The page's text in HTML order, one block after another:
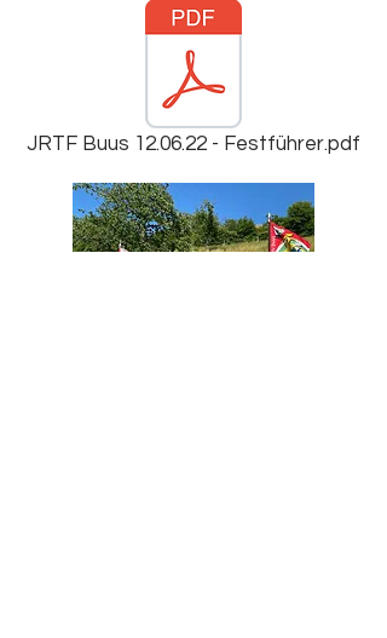
JRTF Buus 12.06.22 - Festführer.pdf